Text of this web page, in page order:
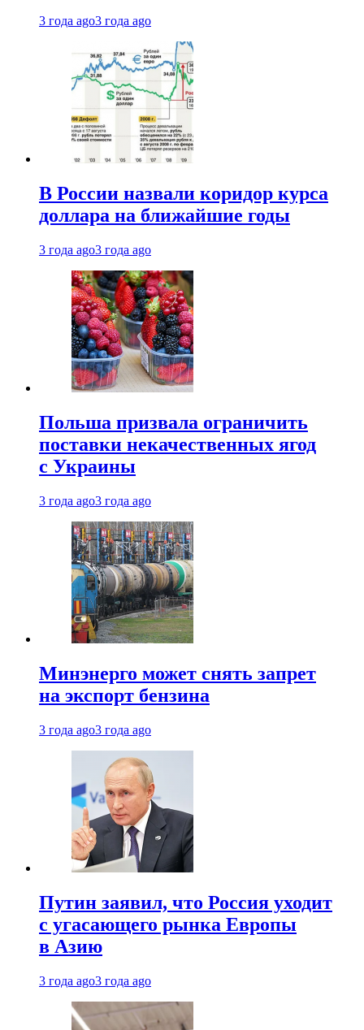
3 года ago3 года ago
В России назвали коридор курса
доллара на ближайшие годы
3 года ago3 года ago
Польша призвала ограничить
поставки некачественных ягод
с Украины
3 года ago3 года ago
Минэнерго может снять запрет
на экспорт бензина
3 года ago3 года ago
Путин заявил, что Россия уходит
с угасающего рынка Европы
в Азию
3 года ago3 года ago